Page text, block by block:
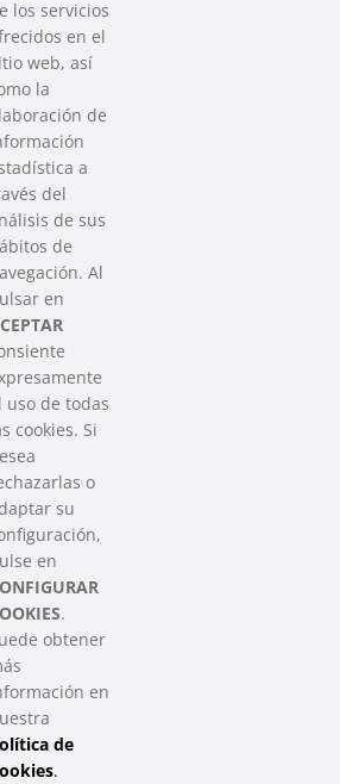
SAREEN SAREA
que agrupa a las redes
Sector Social en Euskadi
Contacto
9 lonja – 48009 Bilbao
946 569 230
Colabora
Hirugarren Sektore Soziala – Tercer
Social de Euskadi
los servicios
en el
web, así
la
de
a
del
de sus
de
Al
en
uso de todas
cookies. Si
o
su
en
.
obtener
en
de
.